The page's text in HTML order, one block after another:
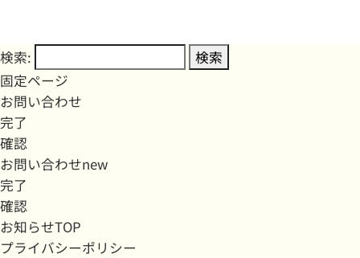
検索:
固定ページ
お問い合わせ
完了
確認
お問い合わせnew
完了
確認
お知らせTOP
プライバシーポリシー